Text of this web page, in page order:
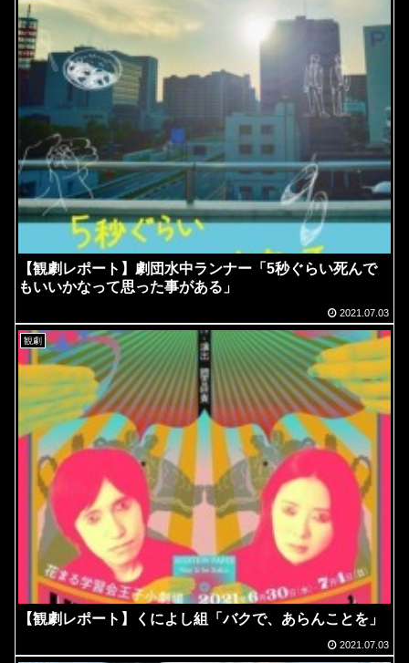
【観劇レポート】劇団水中ランナー「5秒ぐらい死んで
もいいかなって思った事がある」
2021.07.03
観劇
【観劇レポート】くによし組「バクで、あらんことを」
2021.07.03